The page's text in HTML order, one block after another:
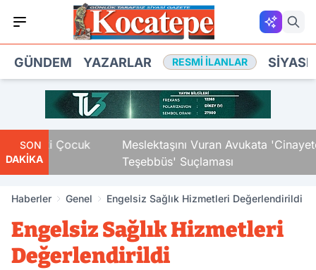
GÜNDEM YAZARLAR RESMI İLANLAR
SON
DAKİKA
Çocuk
Meslektaşını Vuran Avukata 'Cinayete Tam
Teşebbüs' Suçlaması
Haberler Genel Engelsiz Sağlık Hizmetleri Değerlendirildi
Engelsiz Sağlık Hizmetleri
Değerlendirildi